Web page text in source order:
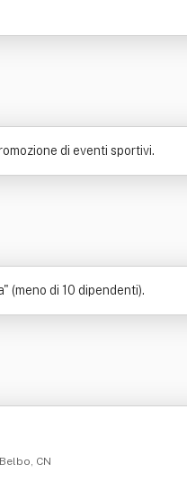
di eventi sportivi.
(meno di 10 dipendenti).
CN